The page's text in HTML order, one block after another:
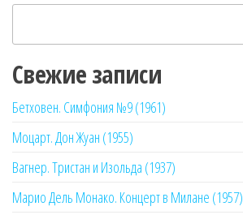
Свежие записи
Бетховен. Симфония №9 (1961)
Моцарт. Дон Жуан (1955)
Вагнер. Тристан и Изольда (1937)
Марио Дель Монако. Концерт в Милане (1957)